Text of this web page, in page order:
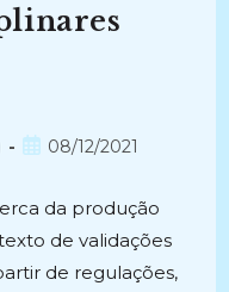
Post08/12/2021
da produção
de validações
de regulações,